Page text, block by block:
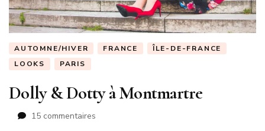
AUTOMNE/HIVER FRANCE
ÎLE-DE-FRANCE
LOOKS
PARIS
Dolly & Dotty à Montmartre
15 commentaires